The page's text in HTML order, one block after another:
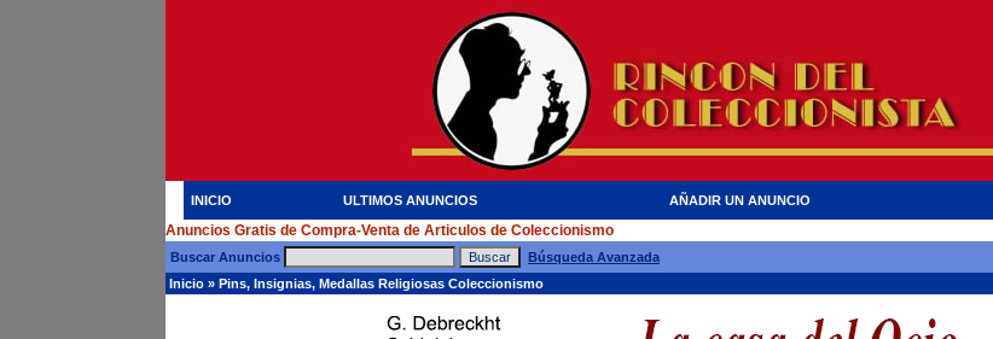
INICIO ULTIMOS ANUNCIOS AÑADIR UN ANUNCIO
Anuncios Gratis de Compra-Venta de Articulos de Coleccionismo
Buscar Anuncios Búsqueda Avanzada
Inicio » Pins, Insignias, Medallas Religiosas Coleccionismo